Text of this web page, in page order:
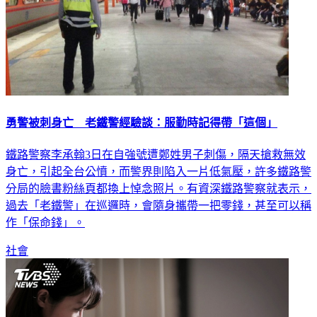
勇警被刺身亡 老鐵警經驗談：服勤時記得帶「這個」
鐵路警察李承翰3日在自強號遭鄭姓男子刺傷，隔天搶救無效
身亡，引起全台公憤，而警界則陷入一片低氣壓，許多鐵路警
分局的臉書粉絲頁都換上悼念照片。有資深鐵路警察就表示，
過去「老鐵警」在巡邏時，會隨身攜帶一把零錢，甚至可以稱
作「保命錢」。
社會